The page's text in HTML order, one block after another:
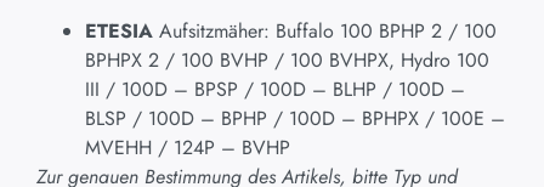
ETESIA Aufsitzmäher: Buffalo 100 BPHP 2 / 100
BPHPX 2 / 100 BVHP / 100 BVHPX, Hydro 100
III / 100D – BPSP / 100D – BLHP / 100D –
BLSP / 100D – BPHP / 100D – BPHPX / 100E –
MVEHH / 124P – BVHP
Zur genauen Bestimmung des Artikels, bitte Typ und